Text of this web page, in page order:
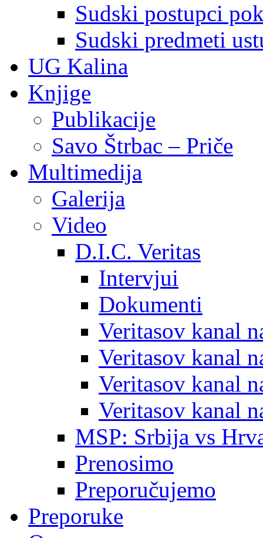
Sudski postupci
Sudski predmeti
UG Kalina
Knjige
Publikacije
Savo Štrbac – Priče
Multimedija
Galerija
Video
D.I.C. Veritas
Intervjui
Dokumenti
Veritasov kanal
Veritasov kanal
Veritasov kanal
Veritasov kanal
MSP: Srbija vs
Prenosimo
Preporučujemo
Preporuke